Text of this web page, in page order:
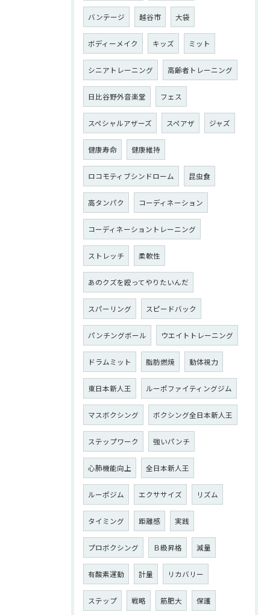
バンテージ 越谷市 大袋
ボディーメイク キッズ ミット
シニアトレーニング 高齢者トレーニング
日比谷野外音楽堂 フェス
スペシャルアザーズ スペアザ ジャズ
健康寿命 健康維持
ロコモティブシンドローム 昆虫食
高タンパク コーディネーション
コーディネーショントレーニング
ストレッチ 柔軟性
あのクズを殴ってやりたいんだ
スパーリング スピードバック
パンチングボール ウエイトトレーニング
ドラムミット 脂肪燃焼 動体視力
東日本新人王 ルーポファイティングジム
マスボクシング ボクシング全日本新人王
ステップワーク 強いパンチ
心肺機能向上 全日本新人王
ルーポジム エクササイズ リズム
タイミング 距離感 実践
プロボクシング Ｂ級昇格 減量
有酸素運動 計量 リカバリー
ステップ 戦略 筋肥大 保護